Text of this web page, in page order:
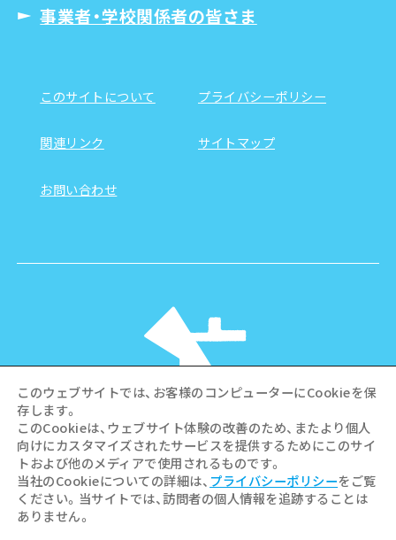
事業者・学校関係者の皆さま
このサイトについて プライバシーポリシー
関連リンク サイトマップ
お問い合わせ
©Hiroshima Tourism Association /
Hiroshima Prefecture / Hiroshima City .
All rights reserved
このウェブサイトでは、お客様のコンピューターにCookieを保
存します。
このCookieは、ウェブサイト体験の改善のため、またより個人
向けにカスタマイズされたサービスを提供するためにこのサイ
トおよび他のメディアで使用されるものです。
当社のCookieについての詳細は、 プライバシーポリシーをご覧
ください。当サイトでは、訪問者の個人情報を追跡することは
ありません。